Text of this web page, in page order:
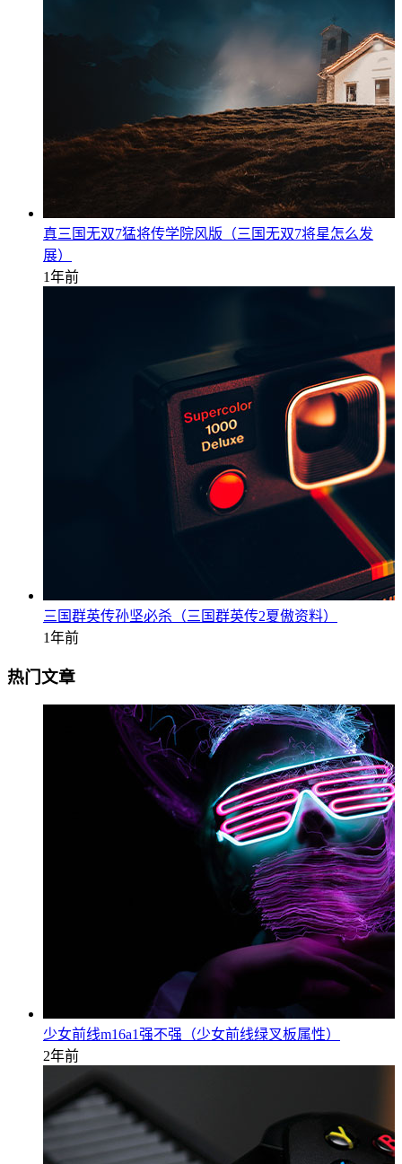
真三国无双7猛将传学院风版（三国无双7将星怎么发
展）
1年前
三国群英传孙坚必杀（三国群英传2夏傲资料）
1年前
热门文章
少女前线m16a1强不强（少女前线绿叉板属性）
2年前